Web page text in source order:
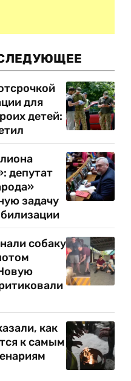
для
детей:
депутат
задачу
собаку
как
к самым